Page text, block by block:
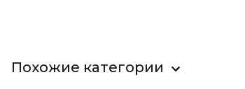
Похожие категории